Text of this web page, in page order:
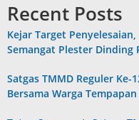
Recent Posts
Kejar Target
Semangat Plester Dinding
Satgas TMMD Reguler Ke-
Bersama Warga